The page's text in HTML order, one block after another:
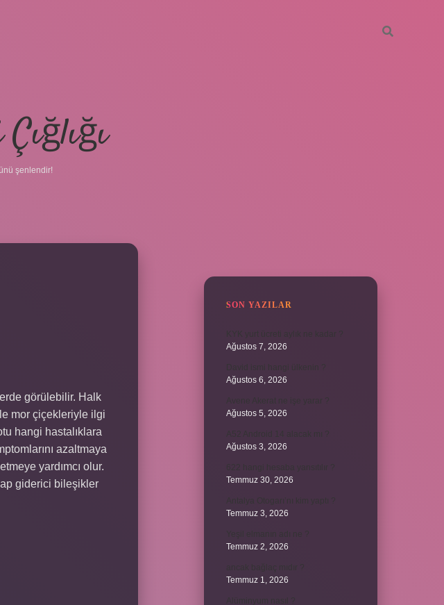
şenlendir!
görülebilir. Halk
mor çiçekleriyle ilgi
hangi hastalıklara
azaltmaya
yardımcı olur.
giderici bileşikler
SON YAZILAR
Ağustos 7, 2026
Ağustos 6, 2026
Ağustos 5, 2026
Ağustos 3, 2026
Temmuz 30, 2026
Temmuz 3, 2026
Temmuz 2, 2026
Temmuz 1, 2026